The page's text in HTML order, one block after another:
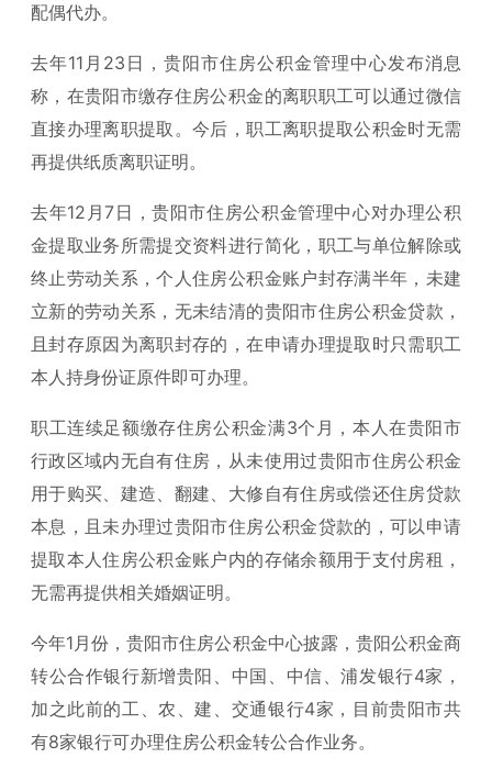
配偶代办。
去年11月23日，贵阳市住房公积金管理中心发布消息
称，在贵阳市缴存住房公积金的离职职工可以通过微信
直接办理离职提取。今后，职工离职提取公积金时无需
再提供纸质离职证明。
去年12月7日，贵阳市住房公积金管理中心对办理公积
金提取业务所需提交资料进行简化，职工与单位解除或
终止劳动关系，个人住房公积金账户封存满半年，未建
立新的劳动关系，无未结清的贵阳市住房公积金贷款，
且封存原因为离职封存的，在申请办理提取时只需职工
本人持身份证原件即可办理。
职工连续足额缴存住房公积金满3个月，本人在贵阳市
行政区域内无自有住房，从未使用过贵阳市住房公积金
用于购买、建造、翻建、大修自有住房或偿还住房贷款
本息，且未办理过贵阳市住房公积金贷款的，可以申请
提取本人住房公积金账户内的存储余额用于支付房租，
无需再提供相关婚姻证明。
今年1月份，贵阳市住房公积金中心披露，贵阳公积金商
转公合作银行新增贵阳、中国、中信、浦发银行4家，
加之此前的工、农、建、交通银行4家，目前贵阳市共
有8家银行可办理住房公积金转公合作业务。